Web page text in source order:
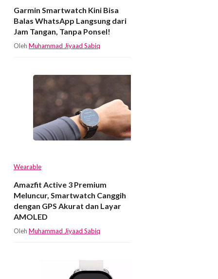
Garmin Smartwatch Kini Bisa
Balas WhatsApp Langsung dari
Jam Tangan, Tanpa Ponsel!
Oleh Muhammad Jiyaad Sabiq
Wearable
Amazfit Active 3 Premium
Meluncur, Smartwatch Canggih
dengan GPS Akurat dan Layar
AMOLED
Oleh Muhammad Jiyaad Sabiq